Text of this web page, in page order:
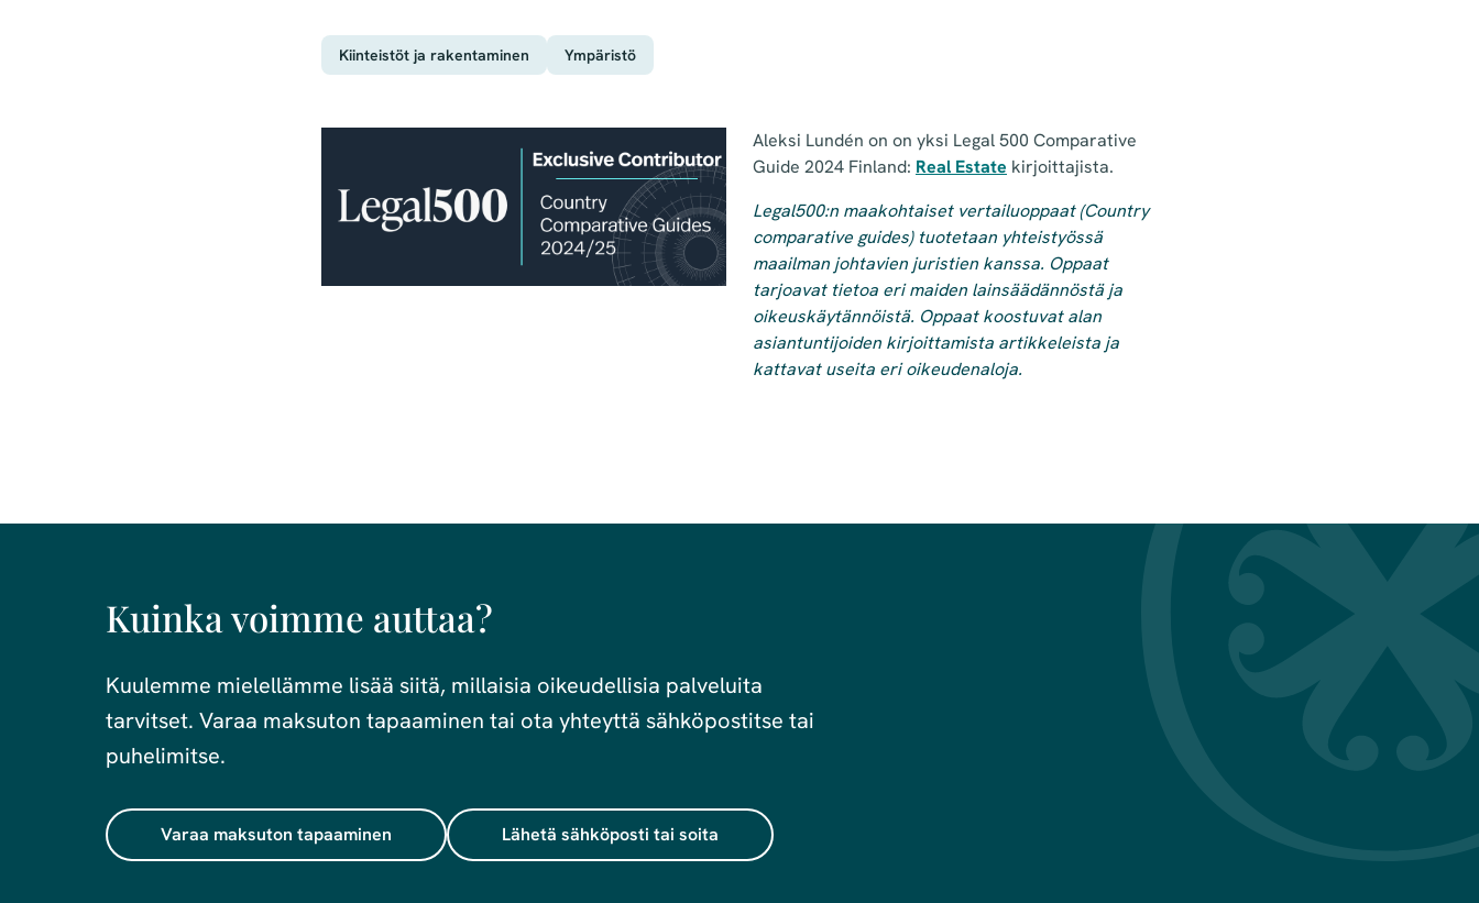
Kiinteistöt ja rakentaminen Ympäristö
Aleksi Lundén on on yksi Legal 500 Comparative
Guide 2024 Finland: Real Estate kirjoittajista.
Legal500:n maakohtaiset vertailuoppaat (Country
comparative guides) tuotetaan yhteistyössä
maailman johtavien juristien kanssa. Oppaat
tarjoavat tietoa eri maiden lainsäädännöstä ja
oikeuskäytännöistä. Oppaat koostuvat alan
asiantuntijoiden kirjoittamista artikkeleista ja
kattavat useita eri oikeudenaloja.
Kuinka voimme auttaa?
Kuulemme mielellämme lisää siitä, millaisia oikeudellisia palveluita
tarvitset. Varaa maksuton tapaaminen tai ota yhteyttä sähköpostitse tai
puhelimitse.
Varaa maksuton tapaaminen Lähetä sähköposti tai soita